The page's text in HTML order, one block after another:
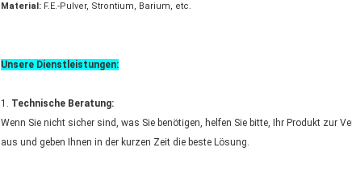
Material: F.E.-Pulver, Strontium, Barium, etc.
Unsere Dienstleistungen:
1. Technische Beratung:
Wenn Sie nicht sicher sind, was Sie benötigen, helfen Sie bitte, Ihr Produkt zur
aus und geben Ihnen in der kurzen Zeit die beste Lösung.